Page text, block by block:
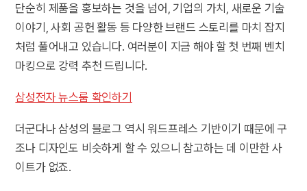
단순히 제품을 홍보하는 것을 넘어, 기업의 가치, 새로운 기술
이야기, 사회 공헌 활동 등 다양한 브랜드 스토리를 마치 잡지
처럼 풀어내고 있습니다. 여러분이 지금 해야 할 첫 번째 벤치
마킹으로 강력 추천 드립니다.
삼성전자 뉴스룸 확인하기
더군다나 삼성의 블로그 역시 워드프레스 기반이기 때문에 구
조나 디자인도 비슷하게 할 수 있으니 참고하는 데 이만한 사
이트가 없죠.